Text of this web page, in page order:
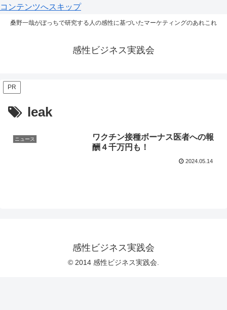
コンテンツへスキップ
桑野一哉がぼっちで研究する人の感性に基づいたマーケティングのあれこれ
感性ビジネス実践会
PR
leak
ニュース
ワクチン接種ボーナス医者への報
酬４千万円も！
2024.05.14
感性ビジネス実践会
© 2014 感性ビジネス実践会.